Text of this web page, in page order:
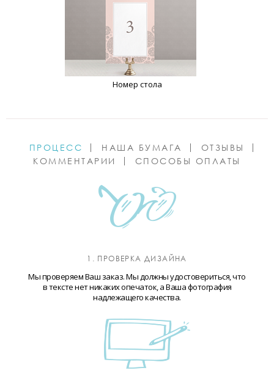
Номер стола
ПРОЦЕСС НАША БУМАГА
ОТЗЫВЫ
КОММЕНТАРИИ
СПОСОБЫ ОПЛАТЫ
1. ПРОВЕРКА ДИЗАЙНА
Мы проверяем Ваш заказ. Мы должны удостовериться, что
в тексте нет никаких опечаток, а Ваша фотография
надлежащего качества.